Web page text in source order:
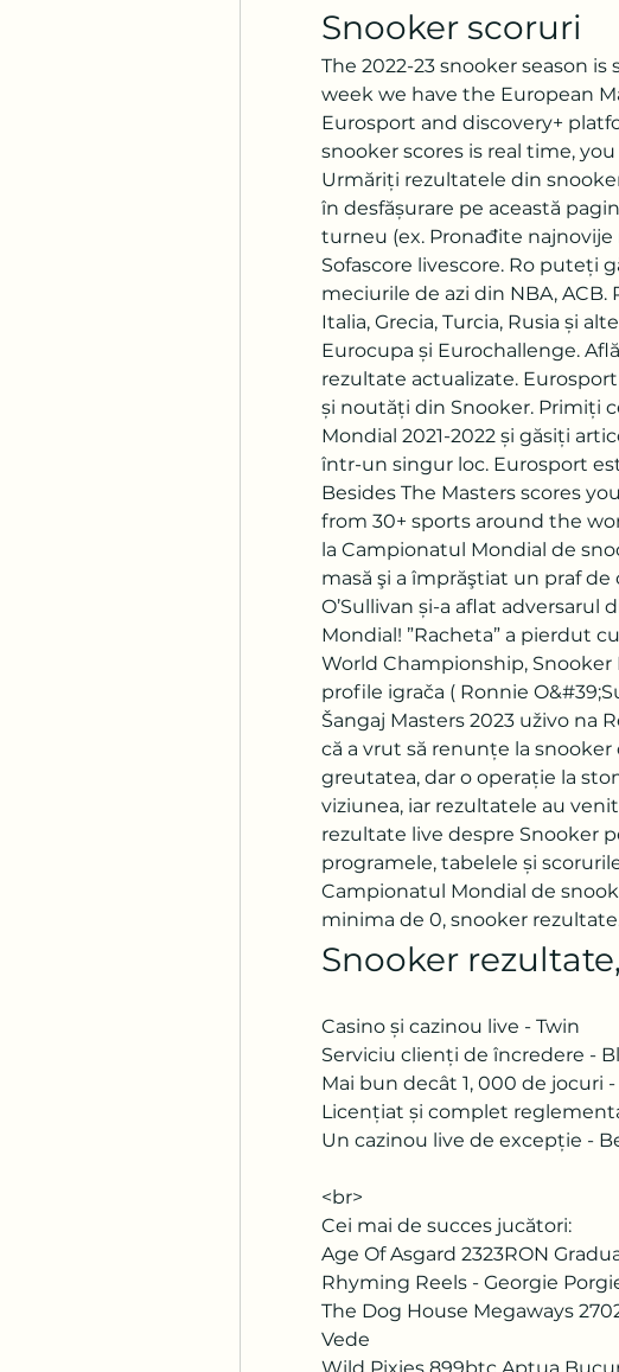
Snooker scoruri
The 2022-23 snooker season
week we have the European
Eurosport and discovery+
snooker scores is real time,
Urmăriți rezultatele din
în desfășurare pe această
turneu (ex. Pronađite
Sofascore livescore. Ro puteți
meciurile de azi din NBA,
Italia, Grecia, Turcia, Rusia și
Eurocupa și Eurochallenge.
rezultate actualizate.
și noutăți din Snooker. Primiți
Mondial 2021-2022 și găsiți
într-un singur loc. Eurosport
Besides The Masters scores
from 30+ sports around the
la Campionatul Mondial de
masă şi a împrăştiat un praf
O’Sullivan și-a aflat
Mondial! ”Racheta” a pierdut
World Championship, Snooker
profile igrača ( Ronnie
Šangaj Masters 2023 uživo na
că a vrut să renunțe la
greutatea, dar o operație la
viziunea, iar rezultatele au
rezultate live despre Snooker
programele, tabelele și
Campionatul Mondial de
minima de 0, snooker
Snooker
Casino și cazinou live - Twin
Serviciu clienți de încredere -
Mai bun decât 1, 000 de jocuri
Licențiat și complet
Un cazinou live de excepție -
<br>
Cei mai de succes jucători:
Age Of Asgard 2323RON
Rhyming Reels - Georgie
The Dog House Megaways
Vede